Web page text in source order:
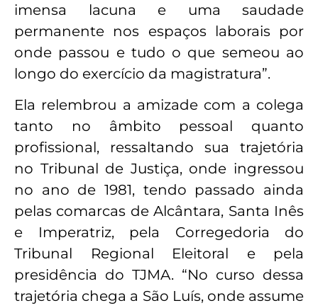
imensa lacuna e uma saudade
permanente nos espaços laborais por
onde passou e tudo o que semeou ao
longo do exercício da magistratura”.
Ela relembrou a amizade com a colega
tanto no âmbito pessoal quanto
profissional, ressaltando sua trajetória
no Tribunal de Justiça, onde ingressou
no ano de 1981, tendo passado ainda
pelas comarcas de Alcântara, Santa Inês
e Imperatriz, pela Corregedoria do
Tribunal Regional Eleitoral e pela
presidência do TJMA. “No curso dessa
trajetória chega a São Luís, onde assume